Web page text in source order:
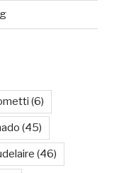
(6)
(45)
(46)